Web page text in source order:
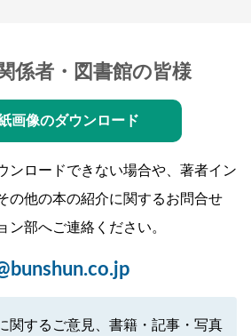
係者・図書館の皆様
画像のダウンロード
ンロードできない場合や、著者イン
の他の本の紹介に関するお問合せ
ン部へご連絡ください。
関するご意見、書籍・記事・写真